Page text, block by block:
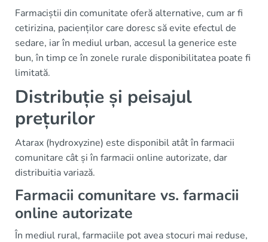
Farmaciștii din comunitate oferă alternative, cum ar fi
cetirizina, pacienților care doresc să evite efectul de
sedare, iar în mediul urban, accesul la generice este
bun, în timp ce în zonele rurale disponibilitatea poate fi
limitată.
Distribuție și peisajul
prețurilor
Atarax (hydroxyzine) este disponibil atât în farmacii
comunitare cât și în farmacii online autorizate, dar
distribuitia variază.
Farmacii comunitare vs. farmacii
online autorizate
În mediul rural, farmaciile pot avea stocuri mai reduse,